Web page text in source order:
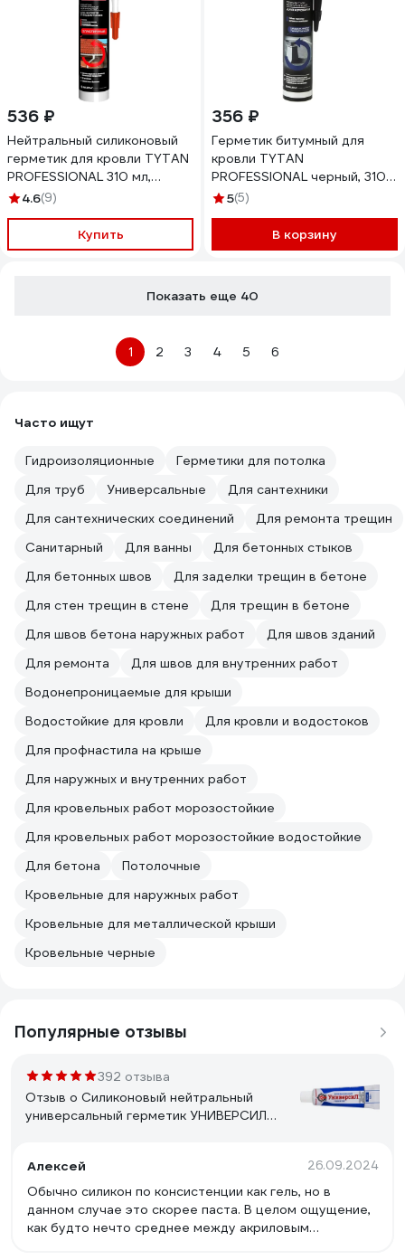
536 ₽
Нейтральный силиконовый
герметик для кровли TYTAN
PROFESSIONAL 310 мл,
прозрачный 250694
4.6(9)
Купить
356 ₽
Герметик битумный для
кровли TYTAN
PROFESSIONAL черный, 310
мл (12) 278645
5(5)
В корзину
Показать еще 40
1 2 3 4 5 6
Часто ищут
Гидроизоляционные
Герметики для потолка
Для труб
Универсальные
Для сантехники
Для сантехнических соединений
Для ремонта трещин
Санитарный
Для ванны
Для бетонных стыков
Для бетонных швов
Для заделки трещин в бетоне
Для стен трещин в стене
Для трещин в бетоне
Для швов бетона наружных работ
Для швов зданий
Для ремонта
Для швов для внутренних работ
Водонепроницаемые для крыши
Водостойкие для кровли
Для кровли и водостоков
Для профнастила на крыше
Для наружных и внутренних работ
Для кровельных работ морозостойкие
Для кровельных работ морозостойкие водостойкие
Для бетона
Потолочные
Кровельные для наружных работ
Кровельные для металлической крыши
Кровельные черные
Популярные отзывы
392 отзыва
Отзыв о Силиконовый нейтральный
универсальный герметик УНИВЕРСИЛ
Алексей
26.09.2024
Обычно силикон по консистенции как гель, но в
данном случае это скорее паста. В целом ощущение,
как будто нечто среднее между акриловым